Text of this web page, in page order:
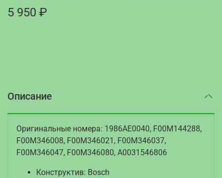
5 950 ₽
Описание
Оригинальные номера: 1986AE0040, F00M144288,
F00M346008, F00M346021, F00M346037,
F00M346047, F00M346080, A0031546806
Конструктив: Bosch